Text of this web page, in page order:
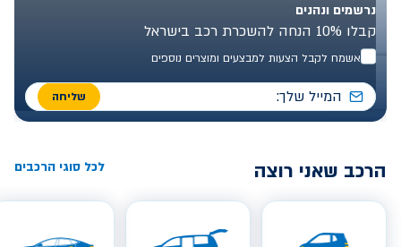
נרשמים ונהנים
קבלו 10% הנחה להשכרת רכב בישראל
אשמח לקבל הצעות למבצעים ומוצרים נוספים
שליחה
הרכב שאני רוצה לכל סוגי הרכבים